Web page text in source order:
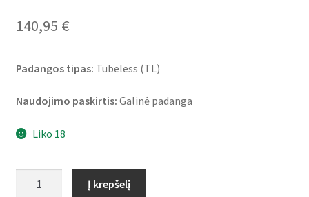
140,95 €
Padangos tipas: Tubeless (TL)
Naudojimo paskirtis: Galinė padanga
Liko 18
Į krepšelį